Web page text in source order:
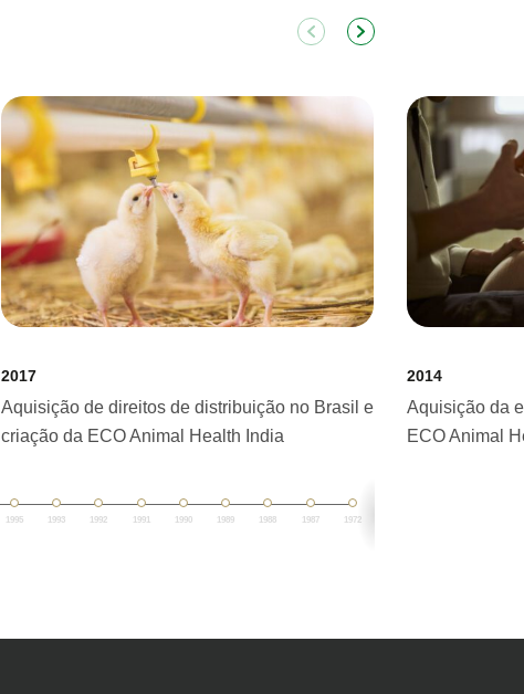
2017
Aquisição de direitos de distribuição no Brasil e
criação da ECO Animal Health India
2014
Aquisição da
ECO Animal
1995 1993 1992 1991 1990 1989 1988 1987 1972